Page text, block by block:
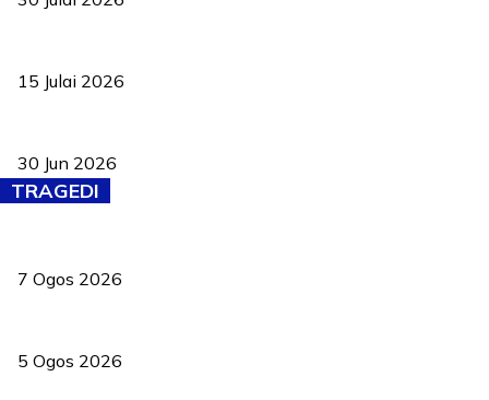
15 Julai 2026
30 Jun 2026
TRAGEDI
7 Ogos 2026
5 Ogos 2026